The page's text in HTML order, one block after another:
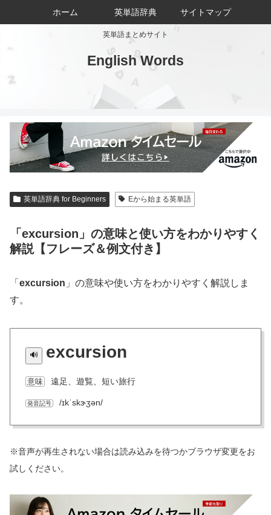
英単語まとめサイト
English Words
ホーム 英単語辞典 サイトマップ
英単語辞典 for Beginners Eから始まる英単語
「excursion」の意味と使い方をわかりやすく
解説【フレーズ＆例文付き】
「 excursion 」の意味や使い方をわかりやすく解説しま
す。
excursion
意味 遠足、遊覧、短い旅行
発音記号 /ɪkˈskɝʒən/
※音声が再生されない場合は読み込みを待つかブラウザ変更をお
試しください。